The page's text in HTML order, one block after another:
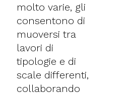
molto varie, gli
consentono di
muoversi tra
lavori di
tipologie e di
scale differenti,
collaborando